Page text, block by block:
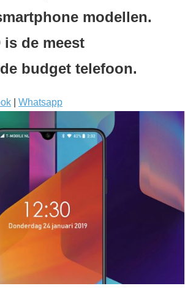
modellen.
is de meest
budget telefoon.
Whatsapp